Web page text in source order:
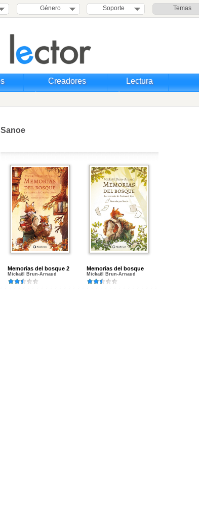
Género Soporte Temas
Creadores Lectura
Sanoe
Memorias del bosque 2
Mickaël Brun-Arnaud
Memorias del bosque
Mickaël Brun-Arnaud